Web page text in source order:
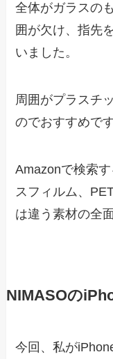
全体がガラスの
囲が欠け、指先
いました。
周囲がプラスチ
のでおすすめです
Amazonで検索
スフィルム、
は違う素材の全
NIMASOの
今回、私が